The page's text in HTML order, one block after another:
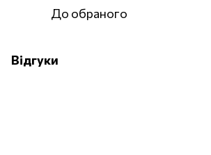
До обраного
Відгуки